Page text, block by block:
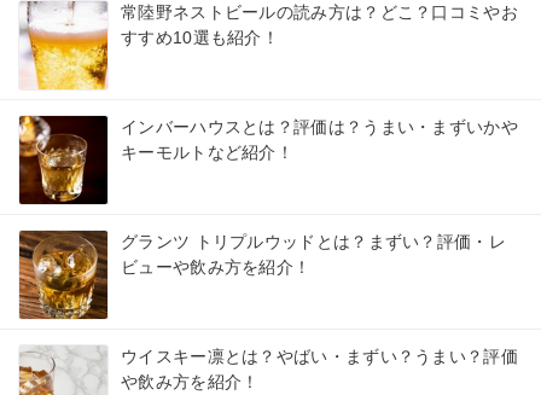
常陸野ネストビールの読み方は？どこ？口コミやお
すすめ10選も紹介！
インバーハウスとは？評価は？うまい・まずいかや
キーモルトなど紹介！
グランツ トリプルウッドとは？まずい？評価・レ
ビューや飲み方を紹介！
ウイスキー凛とは？やばい・まずい？うまい？評価
や飲み方を紹介！